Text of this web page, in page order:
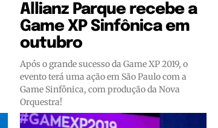
Allianz Parque recebe a
Game XP Sinfônica em
outubro
Após o grande sucesso da Game XP 2019, o
evento terá uma ação em São Paulo com a
Game Sinfônica, com produção da Nova
Orquestra!